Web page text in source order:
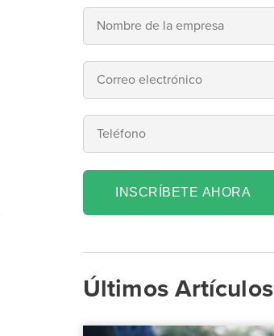
INSCRÍBETE AHORA
Últimos Artículos